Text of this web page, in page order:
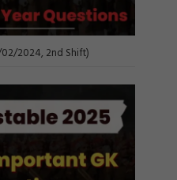
02/2024, 2nd Shift)